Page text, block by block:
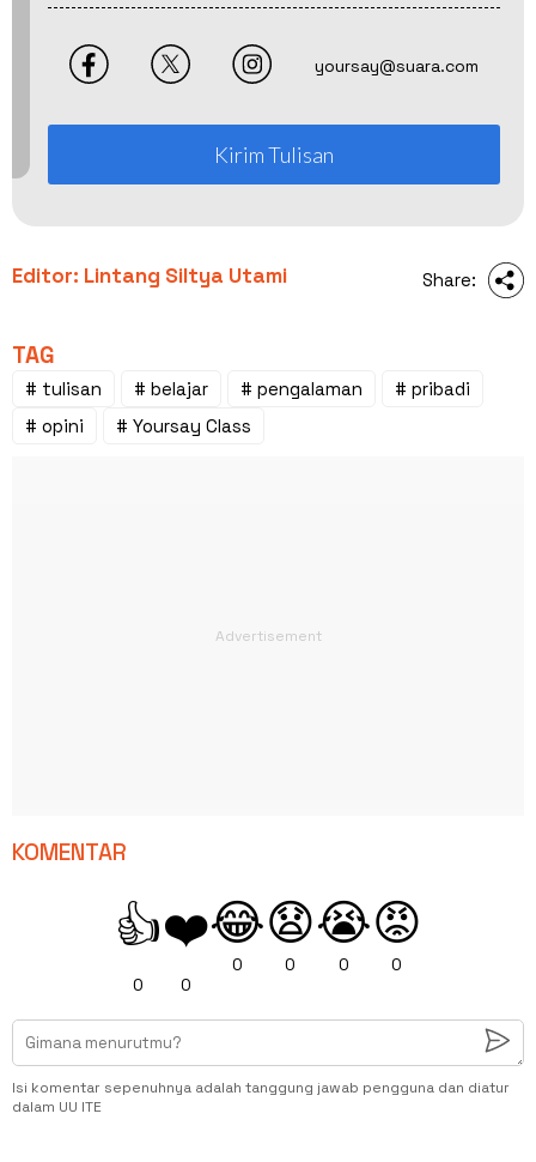
yoursay@suara.com
Kirim Tulisan
Editor: Lintang Siltya Utami Share:
TAG
# tulisan # belajar # pengalaman
# pribadi
# opini
# Yoursay Class
KOMENTAR
👍
0
❤️
0
😂
0
😧
0
😭
0
😡
0
Isi komentar sepenuhnya adalah tanggung jawab pengguna dan diatur
dalam UU ITE